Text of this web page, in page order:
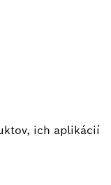
ich aplikácií